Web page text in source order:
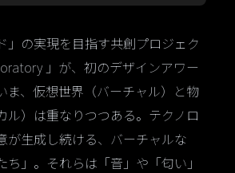
」の実現を目指す共創プロジェク
」が、初のデザインアワー
ま、仮想世界（バーチャル）と物
ル）は重なりつつある。テクノロ
が生成し続ける、バーチャルな
ち」。それらは「音」や「匂い」